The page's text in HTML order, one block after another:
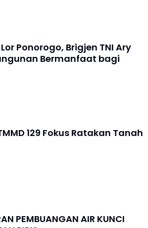
Ponorogo, Brigjen TNI Ary
Bermanfaat bagi
129 Fokus Ratakan Tanah
PEMBUANGAN AIR KUNCI